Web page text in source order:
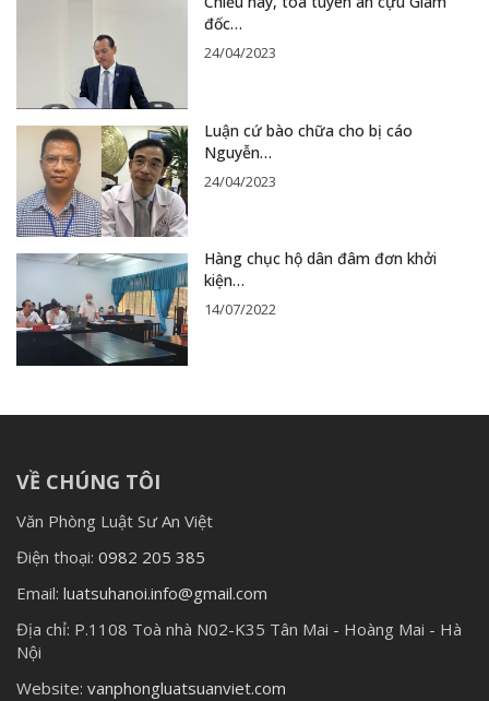
đốc…
24/04/2023
Luận cứ bào chữa cho bị cáo
Nguyễn…
24/04/2023
Hàng chục hộ dân đâm đơn khởi
kiện…
14/07/2022
VỀ CHÚNG TÔI
Văn Phòng Luật Sư An Việt
Điện thoại: 0982 205 385
Email: luatsuhanoi.info@gmail.com
Địa chỉ: P.1108 Toà nhà N02-K35 Tân Mai - Hoàng Mai - Hà
Nội
Website: vanphongluatsuanviet.com